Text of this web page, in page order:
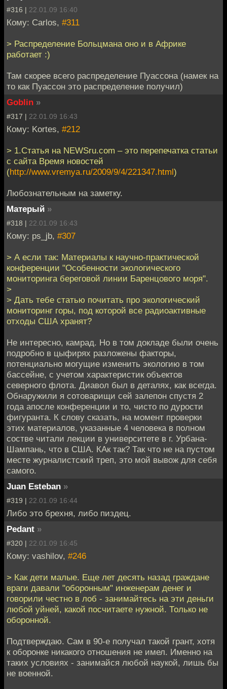
#316 | 22.01.09 16:40
Кому: Carlos, #311
> Распределение Больцмана оно и в Африке
работает :)
Там скорее всего распределение Пуассона (намек на
то как Пуассон это распределение получил)
Goblin »
#317 | 22.01.09 16:43
Кому: Kortes, #212
> 1.Статья на NEWSru.com – это перепечатка статьи
с сайта Время новостей
(http://www.vremya.ru/2009/9/4/221347.html)
Любознательным на заметку.
Матерый »
#318 | 22.01.09 16:43
Кому: ps_jb, #307
> А если так: Материалы к научно-практической
конференции "Особенности экологического
мониторинга береговой линии Баренцового моря".
>
> Дать тебе статью почитать про экологический
мониторинг горы, под которой все радиоактивные
отходы США хранят?
Не интересно, камрад. Но в том докладе были очень
подробно в цыфирях разложены факторы,
потенциально могущие изменить экологию в том
бассейне, с учетом характеристик объектов
северного флота. Диавол был в деталях, как всегда.
Обнаружили я сотоварищи сей залепон спустя 2
года апосле конференции и то, чисто по дурости
фигуранта. К слову сказать, на момент проверки
этих материалов, указанные 4 человека в полном
состве читали лекции в университете в г. Урбана-
Шампань, что в США. КАк так? Так что не на пустом
месте журналистский треп, это мой вывож для себя
самого.
Juan Esteban »
#319 | 22.01.09 16:44
Либо это брехня, либо пиздец.
Pedant »
#320 | 22.01.09 16:45
Кому: vashilov, #246
> Как дети малые. Еще лет десять назад граждане
враги давали "оборонным" инженерам денег и
говорили честно в лоб - занимайтесь на эти деньги
любой уйней, какой посчитаете нужной. Только не
оборонной.
Подтверждаю. Сам в 90-е получал такой грант, хотя
к оборонке никакого отношения не имел. Именно на
таких условиях - занимайся любой наукой, лишь бы
не военной.